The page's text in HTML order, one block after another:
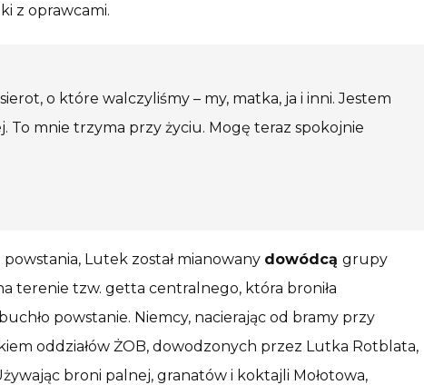
z oprawcami.
o które walczyliśmy – my, matka, ja i inni. Jestem
To mnie trzyma przy życiu. Mogę teraz spokojnie
Lutek został mianowany dowódcą grupy
terenie tzw. getta centralnego, która broniła
powstanie. Niemcy, nacierając od bramy przy
oddziałów ŻOB, dowodzonych przez Lutka Rotblata,
broni palnej, granatów i koktajli Mołotowa,